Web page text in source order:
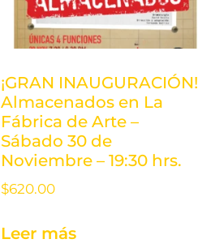
¡GRAN INAUGURACIÓN!
Almacenados en La
Fábrica de Arte –
Sábado 30 de
Noviembre – 19:30 hrs.
$620.00
Leer más